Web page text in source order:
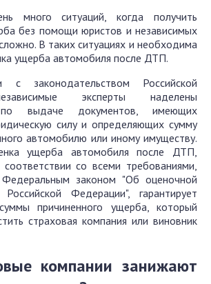
много ситуаций, когда получить
без помощи юристов и независимых
В таких ситуациях и необходима
ущерба автомобиля после ДТП.
с законодательством Российской
эксперты наделены
по выдаче документов, имеющих
силу и определяющих сумму
автомобилю или иному имуществу.
ущерба автомобиля после ДТП,
со всеми требованиями,
Федеральным законом "Об оценочной
Федерации", гарантирует
причиненного ущерба, который
страховая компания или виновник
компании занижают